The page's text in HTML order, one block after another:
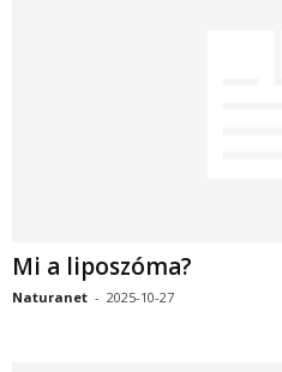
Mi a liposzóma?
Naturanet - 2025-10-27